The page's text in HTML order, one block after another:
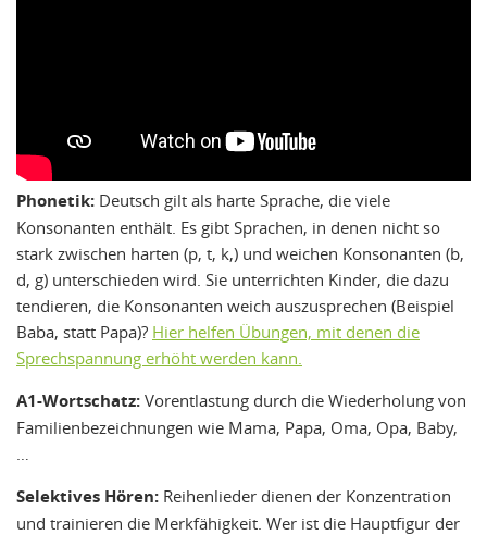
Phonetik: Deutsch gilt als harte Sprache, die viele
Konsonanten enthält. Es gibt Sprachen, in denen nicht so
stark zwischen harten (p, t, k,) und weichen Konsonanten (b,
d, g) unterschieden wird. Sie unterrichten Kinder, die dazu
tendieren, die Konsonanten weich auszusprechen (Beispiel
Baba, statt Papa)? Hier helfen Übungen, mit denen die
Sprechspannung erhöht werden kann.
A1-Wortschatz: Vorentlastung durch die Wiederholung von
Familienbezeichnungen wie Mama, Papa, Oma, Opa, Baby,
Selektives Hören: Reihenlieder dienen der Konzentration
und trainieren die Merkfähigkeit. Wer ist die Hauptfigur der